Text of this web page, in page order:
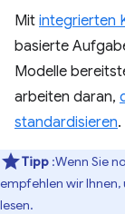
Mit integrierten
basierte
Modelle
arbeiten daran,
standardisieren.
Tipp :Wenn Sie
empfehlen wir Ihnen,
lesen.